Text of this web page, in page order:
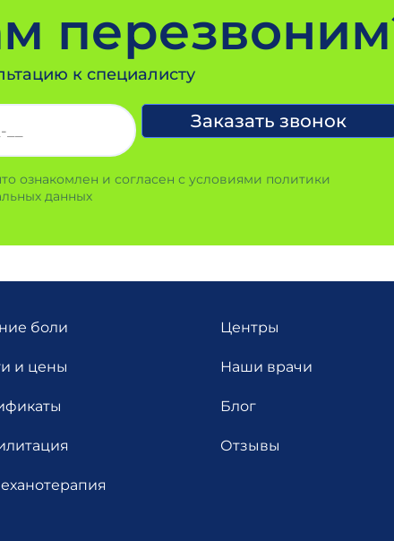
к специалисту
ознакомлен и согласен с условиями политики
данных
боли
и цены
Центры
Наши врачи
Блог
Отзывы